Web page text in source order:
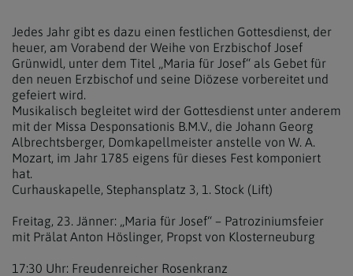
Jedes Jahr gibt es dazu einen festlichen Gottesdienst, der
heuer, am Vorabend der Weihe von Erzbischof Josef
Grünwidl, unter dem Titel „Maria für Josef“ als Gebet für
den neuen Erzbischof und seine Diözese vorbereitet und
gefeiert wird.
Musikalisch begleitet wird der Gottesdienst unter anderem
mit der Missa Desponsationis B.M.V., die Johann Georg
Albrechtsberger, Domkapellmeister anstelle von W. A.
Mozart, im Jahr 1785 eigens für dieses Fest komponiert
hat.
Curhauskapelle, Stephansplatz 3, 1. Stock (Lift)
Freitag, 23. Jänner: „Maria für Josef“ – Patroziniumsfeier
mit Prälat Anton Höslinger, Propst von Klosterneuburg
17:30 Uhr: Freudenreicher Rosenkranz